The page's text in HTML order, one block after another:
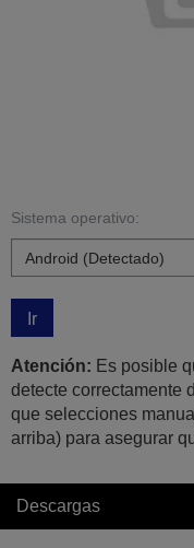
Sistema operativo:
Ir
Atención: Es posible
detecte correctamente
que selecciones
arriba) para asegurar
Descargas